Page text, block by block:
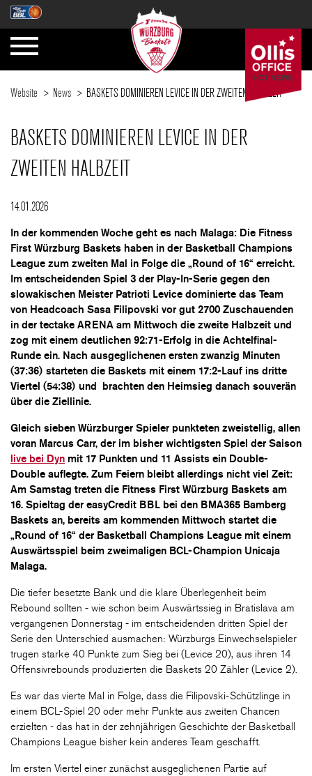
Website News BASKETS DOMINIEREN LEVICE IN DER ZWEITEN HALBZEIT
BASKETS DOMINIEREN LEVICE IN DER
ZWEITEN HALBZEIT
14.01.2026
In der kommenden Woche geht es nach Malaga: Die Fitness
First Würzburg Baskets haben in der Basketball Champions
League zum zweiten Mal in Folge die „Round of 16“ erreicht.
Im entscheidenden Spiel 3 der Play-In-Serie gegen den
slowakischen Meister Patrioti Levice dominierte das Team
von Headcoach Sasa Filipovski vor gut 2700 Zuschauenden
in der tectake ARENA am Mittwoch die zweite Halbzeit und
zog mit einem deutlichen 92:71-Erfolg in die Achtelfinal-
Runde ein. Nach ausgeglichenen ersten zwanzig Minuten
(37:36) starteten die Baskets mit einem 17:2-Lauf ins dritte
Viertel (54:38) und brachten den Heimsieg danach souverän
über die Ziellinie.
Gleich sieben Würzburger Spieler punkteten zweistellig, allen
voran Marcus Carr, der im bisher wichtigsten Spiel der Saison
live bei Dyn mit 17 Punkten und 11 Assists ein Double-
Double auflegte. Zum Feiern bleibt allerdings nicht viel Zeit:
Am Samstag treten die Fitness First Würzburg Baskets am
16. Spieltag der easyCredit BBL bei den BMA365 Bamberg
Baskets an, bereits am kommenden Mittwoch startet die
„Round of 16“ der Basketball Champions League mit einem
Auswärtsspiel beim zweimaligen BCL-Champion Unicaja
Malaga.
Die tiefer besetzte Bank und die klare Überlegenheit beim
Rebound sollten - wie schon beim Auswärtssieg in Bratislava am
vergangenen Donnerstag - im entscheidenden dritten Spiel der
Serie den Unterschied ausmachen: Würzburgs Einwechselspieler
trugen starke 40 Punkte zum Sieg bei (Levice 20), aus ihren 14
Offensivrebounds produzierten die Baskets 20 Zähler (Levice 2).
Es war das vierte Mal in Folge, dass die Filipovski-Schützlinge in
einem BCL-Spiel 20 oder mehr Punkte aus zweiten Chancen
erzielten - das hat in der zehnjährigen Geschichte der Basketball
Champions League bisher kein anderes Team geschafft.
Im ersten Viertel einer zunächst ausgeglichenen Partie auf